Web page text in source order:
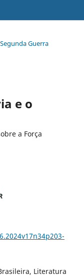
Guerra
e o
a Força
Literatura